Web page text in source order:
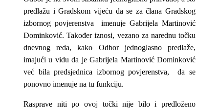
predlažu i Gradskom vijeću da se za člana Gradskog
izbornog povjerenstva imenuje Gabrijela Martinović
Dominković. Također iznosi, vezano za narednu točku
dnevnog reda, kako Odbor jednoglasno predlaže,
imajući u vidu da je Gabrijela Martinović Dominković
već bila predsjednica izbornog povjerenstva, da se
ponovno imenuje na tu funkciju.
Rasprave niti po ovoj točki nije bilo i predloženo